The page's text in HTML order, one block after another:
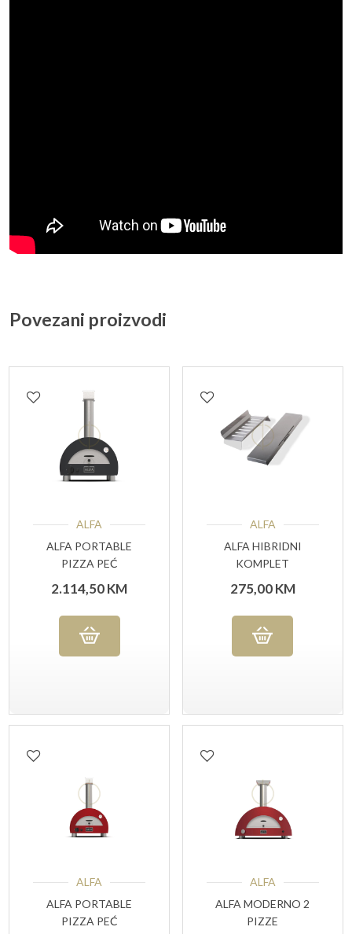
Povezani proizvodi
ALFA
ALFA PORTABLE
PIZZA PEĆ
2.114,50KM
ALFA
ALFA HIBRIDNI
KOMPLET
275,00KM
ALFA
ALFA PORTABLE
PIZZA PEĆ
ALFA
ALFA MODERNO 2
PIZZE